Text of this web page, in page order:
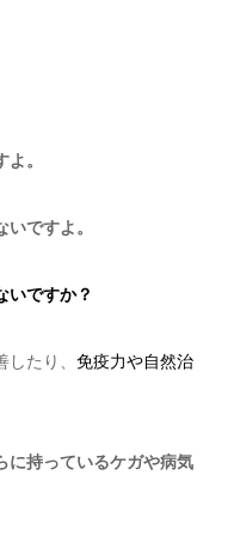
。
ですよ。
いですか？
たり、 免疫力や自然治
に持っているケガや病気